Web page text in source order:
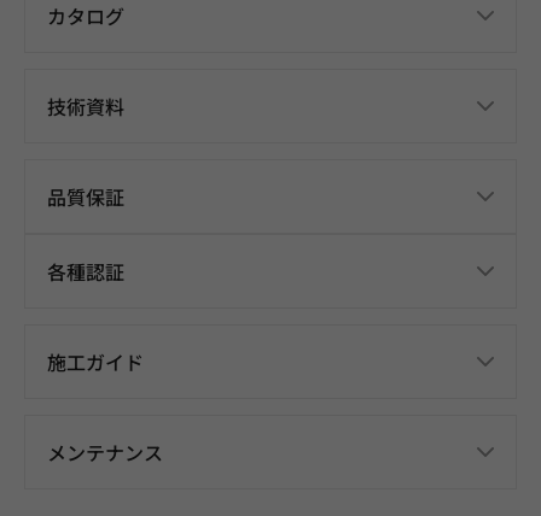
カタログ
技術資料
品質保証
各種認証
施工ガイド
メンテナンス